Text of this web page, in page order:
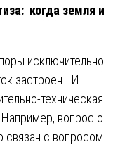
когда земля и
исключительно
застроен. И
техническая
вопрос о
связан с вопросом